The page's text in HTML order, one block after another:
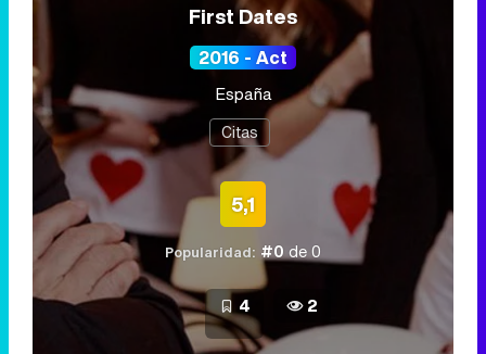
First Dates
2016 - Act
España
Citas
5,1
Popularidad: #0 de 0
4 2